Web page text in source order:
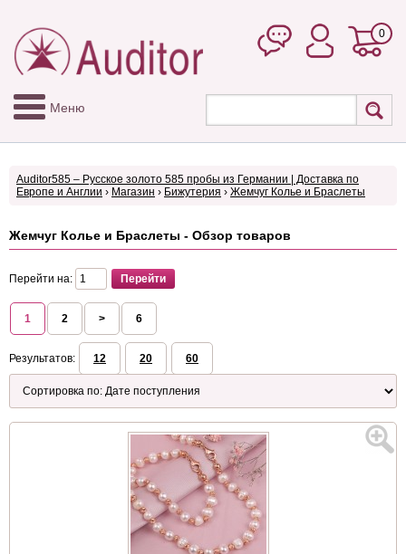
0
Меню
Auditor585 – Русское золото 585 пробы из Германии | Доставка по
Европе и Англии › Магазин › Бижутерия › Жемчуг Колье и Браслеты
Жемчуг Колье и Браслеты - Обзор товаров
Перейти на:
1 2 > 6
Результатов: 12 20 60